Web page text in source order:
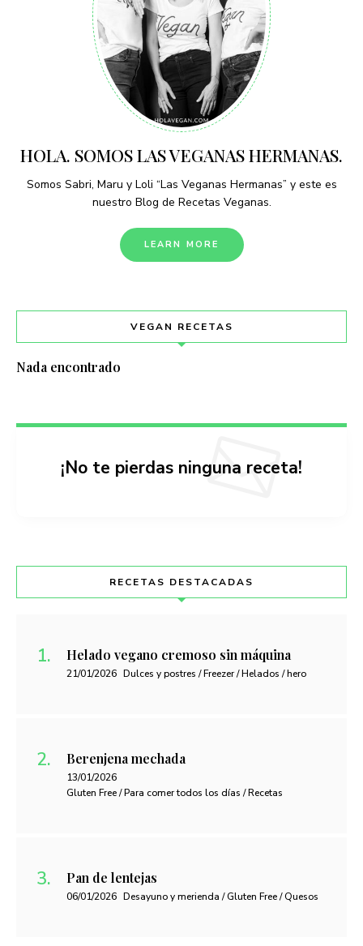
HOLA. SOMOS LAS VEGANAS HERMANAS.
Somos Sabri, Maru y Loli “Las Veganas Hermanas” y este es
nuestro Blog de Recetas Veganas.
LEARN MORE
VEGAN RECETAS
Nada encontrado
¡No te pierdas ninguna receta!
RECETAS DESTACADAS
Helado vegano cremoso sin máquina
21/01/2026 Dulces y postres / Freezer / Helados / hero
Berenjena mechada
13/01/2026
Gluten Free / Para comer todos los días / Recetas
Pan de lentejas
06/01/2026 Desayuno y merienda / Gluten Free / Quesos